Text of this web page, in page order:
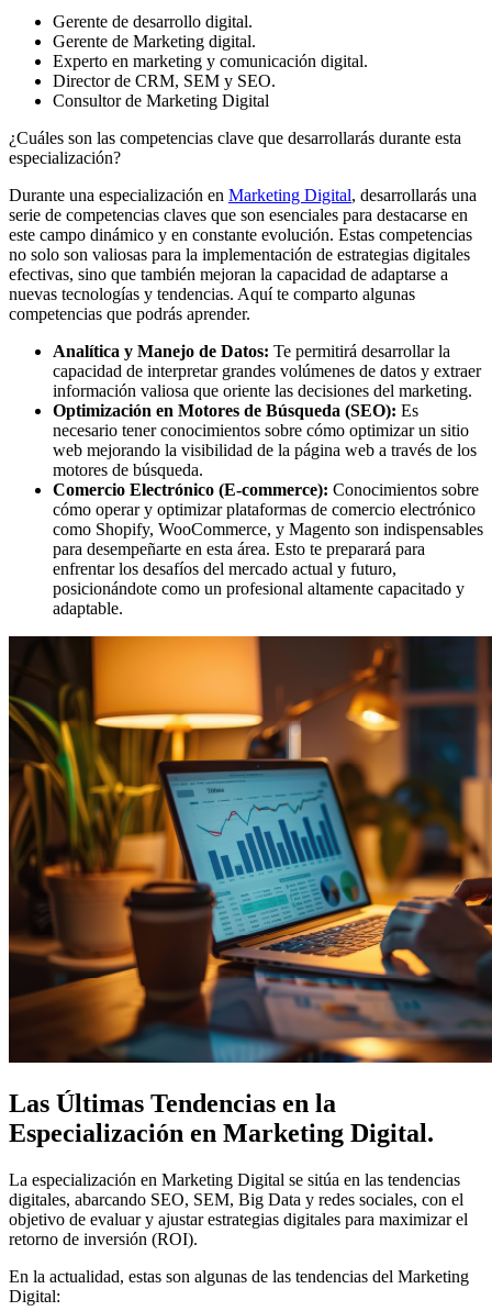
Gerente de desarrollo digital.
Gerente de Marketing digital.
Experto en marketing y comunicación digital.
Director de CRM, SEM y SEO.
Consultor de Marketing Digital
¿Cuáles son las competencias clave que desarrollarás durante esta
especialización?
Durante una especialización en Marketing Digital, desarrollarás una
serie de competencias claves que son esenciales para destacarse en
este campo dinámico y en constante evolución. Estas competencias
no solo son valiosas para la implementación de estrategias digitales
efectivas, sino que también mejoran la capacidad de adaptarse a
nuevas tecnologías y tendencias. Aquí te comparto algunas
competencias que podrás aprender.
Analítica y Manejo de Datos: Te permitirá desarrollar la
capacidad de interpretar grandes volúmenes de datos y extraer
información valiosa que oriente las decisiones del marketing.
Optimización en Motores de Búsqueda (SEO): Es
necesario tener conocimientos sobre cómo optimizar un sitio
web mejorando la visibilidad de la página web a través de los
motores de búsqueda.
Comercio Electrónico (E-commerce): Conocimientos sobre
cómo operar y optimizar plataformas de comercio electrónico
como Shopify, WooCommerce, y Magento son indispensables
para desempeñarte en esta área. Esto te preparará para
enfrentar los desafíos del mercado actual y futuro,
posicionándote como un profesional altamente capacitado y
adaptable.
Las Últimas Tendencias en la
Especialización en Marketing Digital.
La especialización en Marketing Digital se sitúa en las tendencias
digitales, abarcando SEO, SEM, Big Data y redes sociales, con el
objetivo de evaluar y ajustar estrategias digitales para maximizar el
retorno de inversión (ROI).
En la actualidad, estas son algunas de las tendencias del Marketing
Digital: